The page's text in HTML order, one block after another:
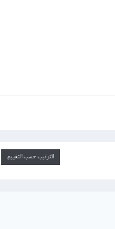
الترتيب حسب التقييم